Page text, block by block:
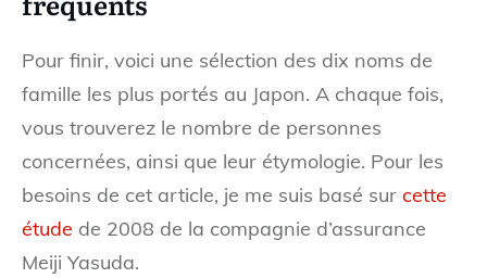
Pour finir, voici une sélection des dix noms de
famille les plus portés au Japon. A chaque fois,
vous trouverez le nombre de personnes
concernées, ainsi que leur étymologie. Pour les
besoins de cet article, je me suis basé sur cette
étude de 2008 de la compagnie d’assurance
Meiji Yasuda.